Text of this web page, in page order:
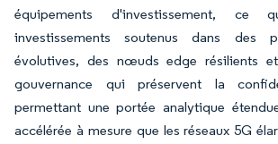
équipements d'investissement, ce
investissements soutenus dans des
évolutives, des nœuds edge résilients
gouvernance qui préservent la
permettant une portée analytique
accélérée à mesure que les réseaux 5G